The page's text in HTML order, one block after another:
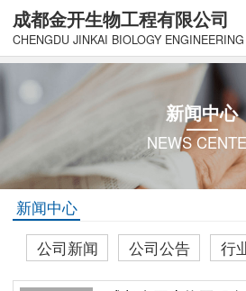
成都金开生物工程有限公司
CHENGDU JINKAI BIOLOGY
新闻中心
NEWS
新闻中心
公司新闻 公司公告 行